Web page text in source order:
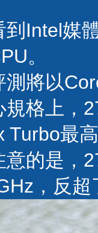
到Intel媒
。
測將以
規格上，
Turbo最
意的是，
，反